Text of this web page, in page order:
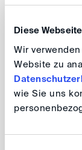
Diese
Wir
Website zu
wie Sie uns
Virtuelle
Gemeinsame
Veranstaltung